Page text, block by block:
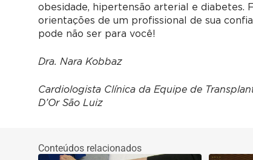
obesidade, hipertensão arterial e diabetes.
orientações de um profissional de sua
pode não ser para você!
Dra. Nara Kobbaz
Cardiologista Clínica da Equipe de
D’Or São Luiz
Conteúdos relacionados